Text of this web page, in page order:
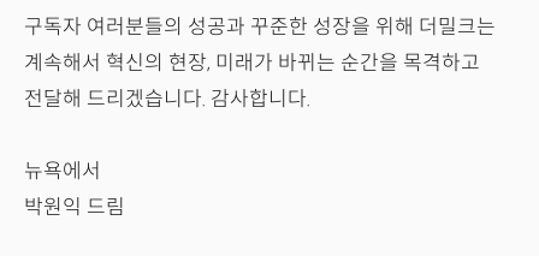
구독자 여러분들의 성공과 꾸준한 성장을 위해 더밀크는
계속해서 혁신의 현장, 미래가 바뀌는 순간을 목격하고
전달해 드리겠습니다. 감사합니다.
뉴욕에서
박원익 드림